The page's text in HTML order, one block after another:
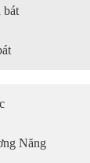
bát
Năng